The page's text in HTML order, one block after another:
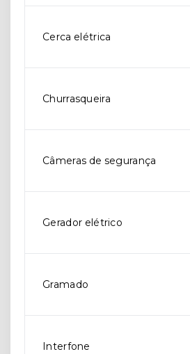
Cerca elétrica
Churrasqueira
Câmeras de segurança
Gerador elétrico
Gramado
Interfone